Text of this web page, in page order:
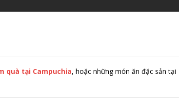
quà tại Campuchia, hoặc những món ăn đặc sản tại